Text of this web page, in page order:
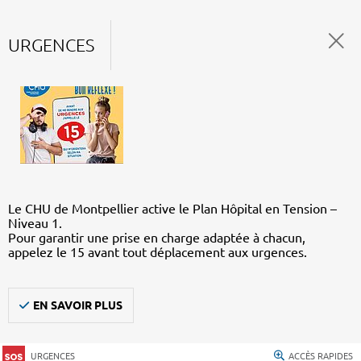
URGENCES
Le CHU de Montpellier active le Plan Hôpital en Tension –
Niveau 1.
Pour garantir une prise en charge adaptée à chacun,
appelez le 15 avant tout déplacement aux urgences.
EN SAVOIR PLUS
URGENCES ACCÈS RAPIDES